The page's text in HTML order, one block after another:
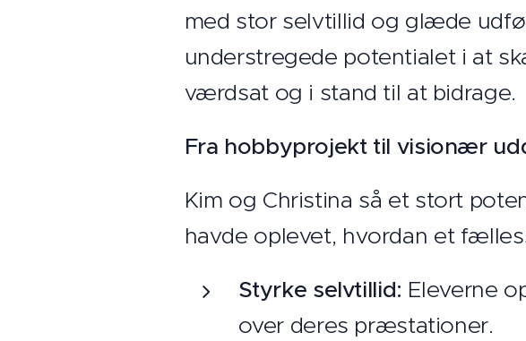
med stor selvtillid og glæde
understregede potentialet i at
værdsat og i stand til at bidrage.
Fra hobbyprojekt til visionær
Kim og Christina så et stort
havde oplevet, hvordan et
Styrke selvtillid: Eleverne
over deres præstationer.